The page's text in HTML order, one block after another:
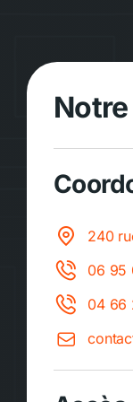
240
06 95
04 66